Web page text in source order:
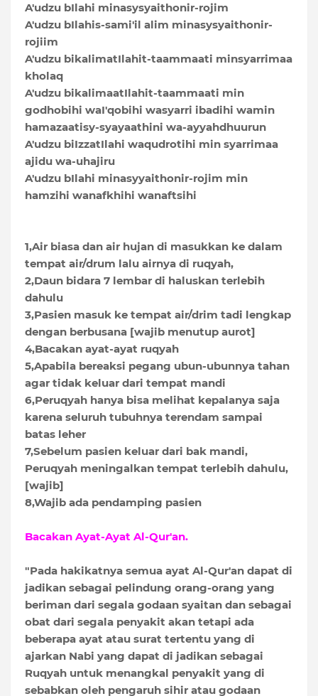
A'udzu bIlahi minasysyaithonir-rojim
A'udzu bIlahis-sami'il alim minasysyaithonir-
rojiim
A'udzu bikalimatIlahit-taammaati minsyarrimaa
kholaq
A'udzu bikalimaatIlahit-taammaati min
godhobihi waI'qobihi wasyarri ibadihi wamin
hamazaatisy-syayaathini wa-ayyahdhuurun
A'udzu biIzzatIlahi waqudrotihi min syarrimaa
ajidu wa-uhajiru
A'udzu bIlahi minasyyaithonir-rojim min
hamzihi wanafkhihi wanaftsihi
1,Air biasa dan air hujan di masukkan ke dalam
tempat air/drum lalu airnya di ruqyah,
2,Daun bidara 7 lembar di haluskan terlebih
dahulu
3,Pasien masuk ke tempat air/drim tadi lengkap
dengan berbusana [wajib menutup aurot]
4,Bacakan ayat-ayat ruqyah
5,Apabila bereaksi pegang ubun-ubunnya tahan
agar tidak keluar dari tempat mandi
6,Peruqyah hanya bisa melihat kepalanya saja
karena seluruh tubuhnya terendam sampai
batas leher
7,Sebelum pasien keluar dari bak mandi,
Peruqyah meningalkan tempat terlebih dahulu,
[wajib]
8,Wajib ada pendamping pasien
Bacakan Ayat-Ayat Al-Qur'an.
"Pada hakikatnya semua ayat Al-Qur'an dapat di
jadikan sebagai pelindung orang-orang yang
beriman dari segala godaan syaitan dan sebagai
obat dari segala penyakit akan tetapi ada
beberapa ayat atau surat tertentu yang di
ajarkan Nabi yang dapat di jadikan sebagai
Ruqyah untuk menangkal penyakit yang di
sebabkan oleh pengaruh sihir atau godaan